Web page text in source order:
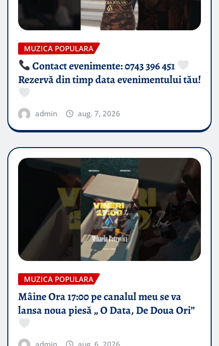
MUZICA POPULARA
Contact evenimente: 0743 396 451
Rezervă din timp data evenimentului tău!
admin aug. 7, 2026
MUZICA POPULARA
Mâine Ora 17:00 pe canalul meu se va
lansa noua piesă „ O Data, De Doua Ori”